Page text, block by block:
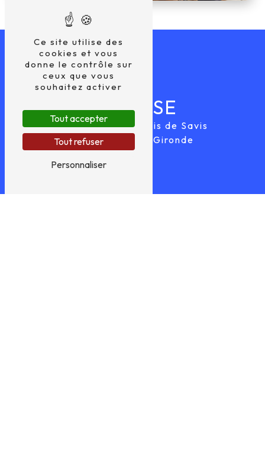
ADRESSE
22 Bis Route du Bois de Savis
33640 Castres-Gironde
Ce site utilise des
cookies et vous
donne le contrôle sur
ceux que vous
souhaitez activer
Tout accepter
Tout refuser
Personnaliser